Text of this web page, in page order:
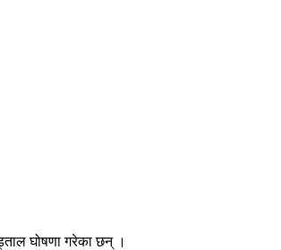
घोषणा गरेका छन् ।